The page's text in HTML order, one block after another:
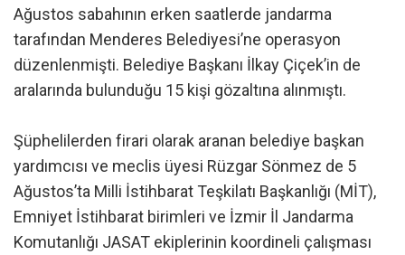
Ağustos sabahının erken saatlerde jandarma
tarafından Menderes Belediyesi’ne operasyon
düzenlenmişti. Belediye Başkanı İlkay Çiçek’in de
aralarında bulunduğu 15 kişi gözaltına alınmıştı.
Şüphelilerden firari olarak aranan belediye başkan
yardımcısı ve meclis üyesi Rüzgar Sönmez de 5
Ağustos’ta Milli İstihbarat Teşkilatı Başkanlığı (MİT),
Emniyet İstihbarat birimleri ve İzmir İl Jandarma
Komutanlığı JASAT ekiplerinin koordineli çalışması